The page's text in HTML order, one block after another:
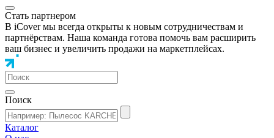
Стать партнером
В iCover мы всегда открыты к новым сотрудничествам и
партнёрствам. Наша команда готова помочь вам расширить
ваш бизнес и увеличить продажи на маркетплейсах.
Поиск
Каталог